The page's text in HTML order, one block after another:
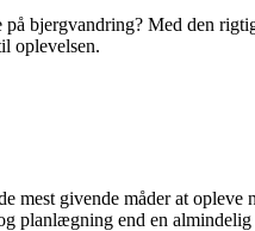
på bjergvandring? Med den
oplevelsen.
mest givende måder at
planlægning end en